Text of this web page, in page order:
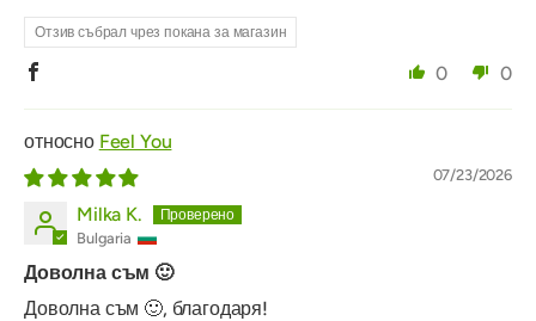
Отзив събрал чрез покана за магазин
0 0
Feel You
07/23/2026
Milka K.
Bulgaria
Доволна съм 🙂
Доволна съм 🙂, благодаря!